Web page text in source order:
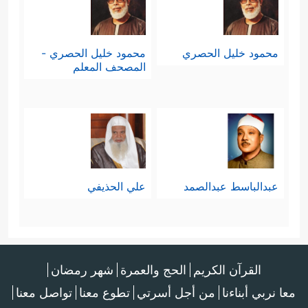
محمود خليل الحصري
محمود خليل الحصري -
المصحف المعلم
عبدالباسط عبدالصمد علي الحذيفي
القرآن الكريم الحج والعمرة شهر رمضان
معا نربي أبناءنا من أجل أسرتي تطوع معنا تواصل معنا